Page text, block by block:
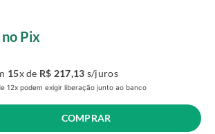
no Pix
15x de R$ 217,13 s/juros
12x podem exigir liberação junto ao banco
COMPRAR